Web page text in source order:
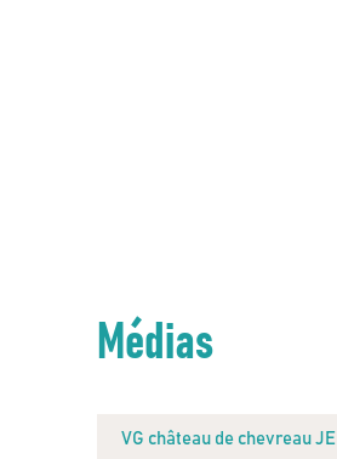
Médias
VG château de chevreau JE